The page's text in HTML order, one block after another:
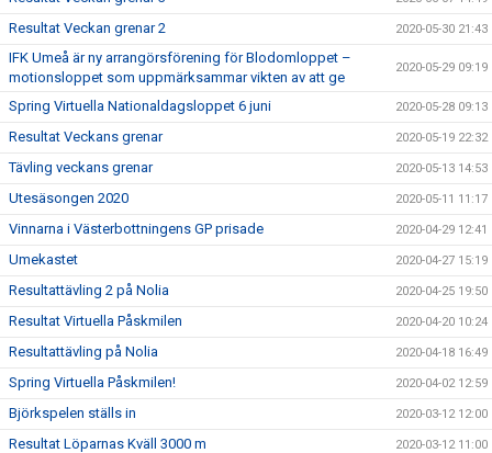
Resultat Veckan grenar 2 2020-05-30 21:43
IFK Umeå är ny arrangörsförening för Blodomloppet –
motionsloppet som uppmärksammar vikten av att ge
2020-05-29 09:19
Spring Virtuella Nationaldagsloppet 6 juni 2020-05-28 09:13
Resultat Veckans grenar 2020-05-19 22:32
Tävling veckans grenar 2020-05-13 14:53
Utesäsongen 2020 2020-05-11 11:17
Vinnarna i Västerbottningens GP prisade 2020-04-29 12:41
Umekastet 2020-04-27 15:19
Resultattävling 2 på Nolia 2020-04-25 19:50
Resultat Virtuella Påskmilen 2020-04-20 10:24
Resultattävling på Nolia 2020-04-18 16:49
Spring Virtuella Påskmilen! 2020-04-02 12:59
Björkspelen ställs in 2020-03-12 12:00
Resultat Löparnas Kväll 3000 m 2020-03-12 11:00